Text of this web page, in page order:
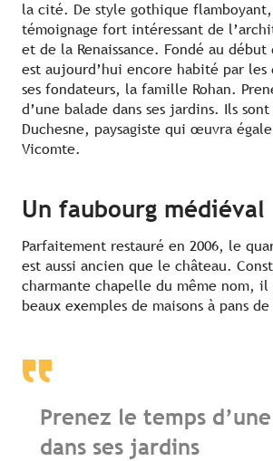
la cité. De style gothique
témoignage fort intéressant de
et de la Renaissance. Fondé au
est aujourd’hui encore habité par les
ses fondateurs, la famille Rohan.
d’une balade dans ses jardins. Ils
Duchesne, paysagiste qui œuvra
Vicomte.
Un faubourg médiéval
Parfaitement restauré en 2006, le
est aussi ancien que le château.
charmante chapelle du même nom, il
beaux exemples de maisons à pans
Prenez le temps
dans ses jardins